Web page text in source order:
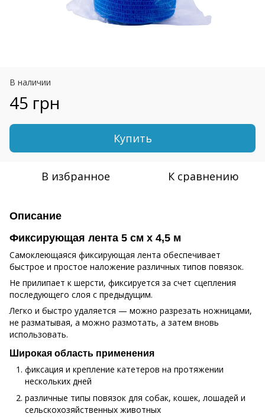
В наличии
45 грн
Купить
В избранное К сравнению
Описание
Фиксирующая лента 5 см х 4,5 м
Самоклеющаяся фиксирующая лента обеспечивает
быстрое и простое наложение различных типов повязок.
Не прилипает к шерсти, фиксируется за счет сцепления
последующего слоя с предыдущим.
Легко и быстро удаляется — можно разрезать ножницами,
не разматывая, а можно размотать, а затем вновь
использовать.
Широкая область применения
фиксация и крепление катетеров на протяжении
нескольких дней
различные типы повязок для собак, кошек, лошадей и
сельскохозяйственных животных